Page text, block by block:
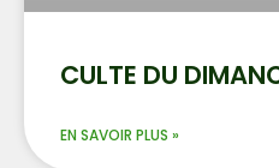
CULTE DU
EN SAVOIR PLUS »